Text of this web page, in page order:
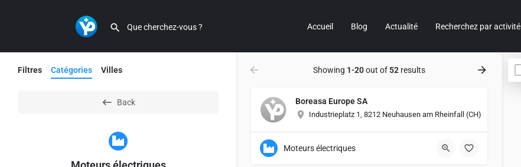
Accueil Blog Actualité Recherchez par activité
Filtres Catégories Villes
Back
Showing 1-20out of 52 results
Boreasa Europe SA
Industrieplatz 1, 8212 Neuhausen am Rheinfall (CH)
Moteurs électriques